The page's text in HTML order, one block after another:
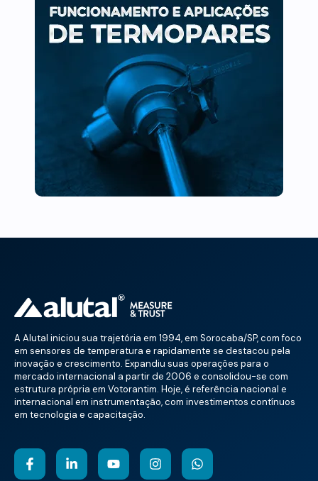
A Alutal iniciou sua trajetória em 1994, em Sorocaba/SP, com foco
em sensores de temperatura e rapidamente se destacou pela
inovação e crescimento. Expandiu suas operações para o
mercado internacional a partir de 2006 e consolidou-se com
estrutura própria em Votorantim. Hoje, é referência nacional e
internacional em instrumentação, com investimentos contínuos
em tecnologia e capacitação.